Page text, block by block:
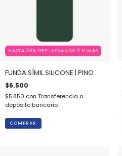
HASTA 20% OFF LLEVANDO 3 O MÁS
FUNDA SÍMIL SILICONE | PINO
$6.500
$5.850 con Transferencia o
depósito bancario
COMPRAR